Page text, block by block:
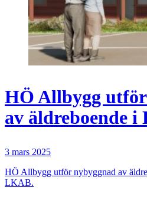
HÖ Allbygg
av äldreboende
3 mars 2025
HÖ Allbygg utför nybyggnad av
LKAB.